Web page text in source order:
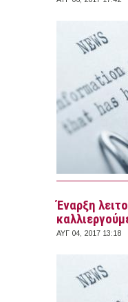
Έναρξη
ΑΥΓ 04, 2017 13:18